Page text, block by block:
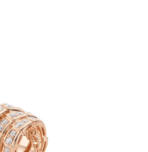
infinie de
Capturant la nature
évolution du
cette création